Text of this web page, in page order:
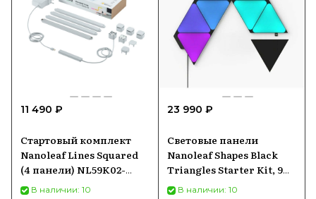
11 490 ₽
Стартовый комплект
Nanoleaf Lines Squared
(4 панели) NL59K02-
4SN00
В наличии: 10
23 990 ₽
Световые панели
Nanoleaf Shapes Black
Triangles Starter Kit, 9
шт (NL47-0102TW-9PK)
В наличии: 10